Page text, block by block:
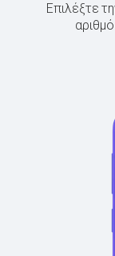
Επιλέξτε